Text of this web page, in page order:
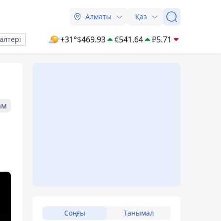
Алматы Қаз
+31°$469.93 €541.64 ₽5.71
Соңғы Танымал